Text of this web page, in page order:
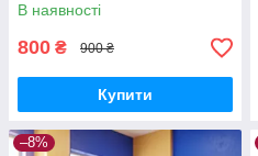
В наявності
800 ₴ 900 ₴
Купити
–8%